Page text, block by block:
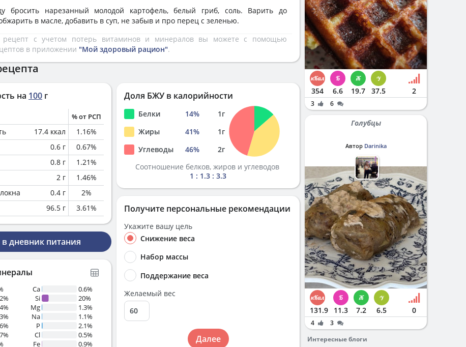
бросить нарезанный молодой картофель, белый гриб, соль. Варить до
в масле, добавить в суп, не забыв и про перец с зеленью.
рецепт с учетом потерь витаминов и минералов вы можете с помощью
в приложении "Мой здоровый рацион".
на 100 г
% от РСП
17.4 ккал 1.16%
0.6 г 0.67%
0.8 г 1.21%
2 г 1.46%
0.4 г 2%
96.5 г 3.61%
дневник питания
Ca
0.6%
Si
20%
Mg
1.3%
Na
1.1%
P
2.1%
Cl
0.5%
Fe
0.9%
Доля БЖУ в калорийности
Белки 14% 1г
Жиры
41% 1г
Углеводы
46% 2г
Соотношение белков, жиров и углеводов
1 : 1.3 : 3.3
Получите персональные рекомендации
Укажите вашу цель
Снижение веса
Набор массы
Поддержание веса
Желаемый вес
Далее
354 6.6 19.7 37.5 2
3 6
Голубцы
Автор Darinika
131.9 11.3 7.2 6.5 0
4
3
Интересные блоги